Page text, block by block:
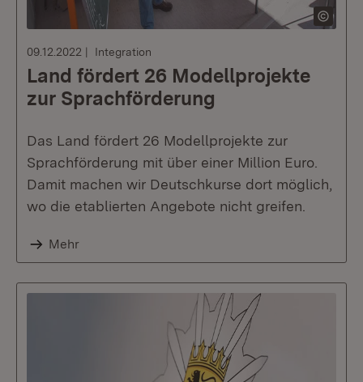
09.12.2022 Integration
Land fördert 26 Modellprojekte
zur Sprachförderung
Das Land fördert 26 Modellprojekte zur
Sprachförderung mit über einer Million Euro.
Damit machen wir Deutschkurse dort möglich,
wo die etablierten Angebote nicht greifen.
Mehr